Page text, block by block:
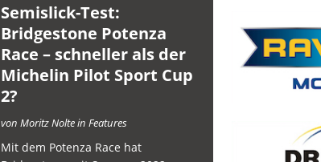
Semislick-Test:
Bridgestone Potenza
Race – schneller als der
Michelin Pilot Sport Cup
2?
von Moritz Nolte in Features
Mit dem Potenza Race hat